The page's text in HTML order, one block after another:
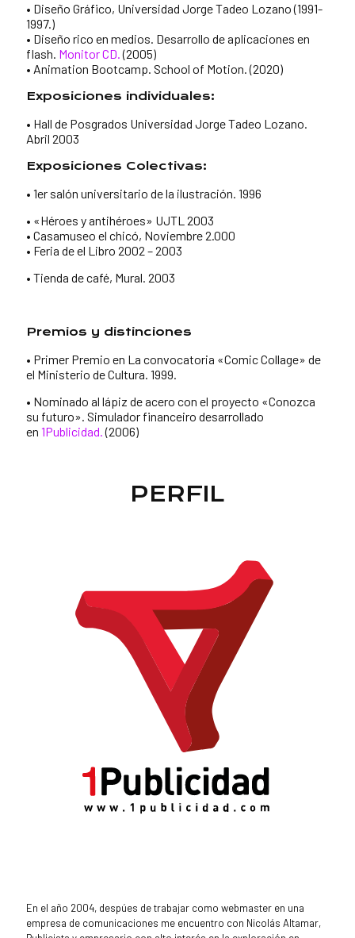
• Diseño Gráfico, Universidad Jorge Tadeo Lozano (1991-
1997.)
• Diseño rico en medios. Desarrollo de aplicaciones en
flash. Monitor CD.(2005)
• Animation Bootcamp. School of Motion. (2020)
Exposiciones individuales:
• Hall de Posgrados Universidad Jorge Tadeo Lozano.
Abril 2003
Exposiciones Colectivas:
• 1er salón universitario de la ilustración. 1996
• «Héroes y antihéroes» UJTL 2003
• Casamuseo el chicó, Noviembre 2.000
• Feria de el Libro 2002 – 2003
• Tienda de café, Mural. 2003
Premios y distinciones
• Primer Premio en La convocatoria «Comic Collage» de
el Ministerio de Cultura. 1999.
• Nominado al lápiz de acero con el proyecto «Conozca
su futuro». Simulador financeiro desarrollado
en 1Publicidad.(2006)
PERFIL
En el año 2004, despúes de trabajar como webmaster en una
empresa de comunicaciones me encuentro con Nicolás Altamar,